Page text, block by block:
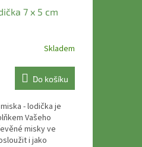
7 x 5 cm
Skladem
Do košíku
- lodička je
Vašeho
misky ve
i jako